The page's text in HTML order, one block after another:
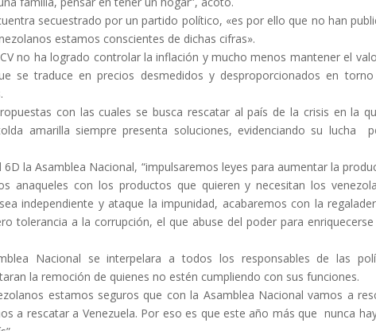
secuestrado por un partido político, «es por ello que no han
estamos conscientes de dichas cifras».
no ha logrado controlar la inflación y mucho menos mantener el
se traduce en precios desmedidos y desproporcionados en
con las cuales se busca rescatar al país de la crisis en la
amarilla siempre presenta soluciones, evidenciando su lucha
la Asamblea Nacional, “impulsaremos leyes para aumentar la
anaqueles con los productos que quieren y necesitan los
independiente y ataque la impunidad, acabaremos con la
tolerancia a la corrupción, el que abuse del poder para enriquecerse
Nacional se interpelara a todos los responsables de las
la remoción de quienes no estén cumpliendo con sus funciones.
estamos seguros que con la Asamblea Nacional vamos a
a rescatar a Venezuela. Por eso es que este año más que nunca